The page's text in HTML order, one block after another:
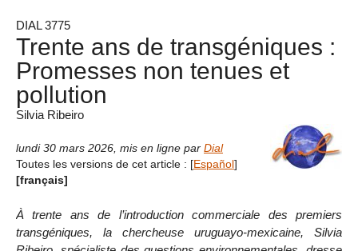
DIAL 3775
Trente ans de transgéniques :
Promesses non tenues et
pollution
Silvia Ribeiro
lundi 30 mars 2026 mis en ligne par Dial
Toutes les versions de cet article : [Español]
[français]
À trente ans de l’introduction commerciale des premiers
transgéniques, la chercheuse uruguayo-mexicaine, Silvia